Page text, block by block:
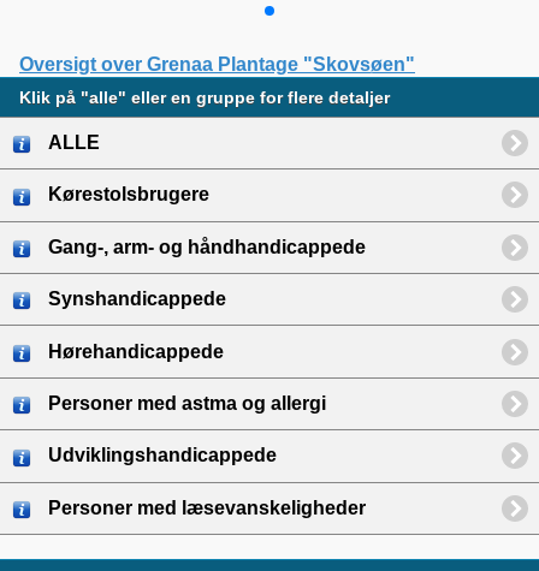
Oversigt over Grenaa Plantage "Skovsøen"
Klik på "alle" eller en gruppe for flere detaljer
ALLE
Kørestolsbrugere
Gang-, arm- og håndhandicappede
Synshandicappede
Hørehandicappede
Personer med astma og allergi
Udviklingshandicappede
Personer med læsevanskeligheder